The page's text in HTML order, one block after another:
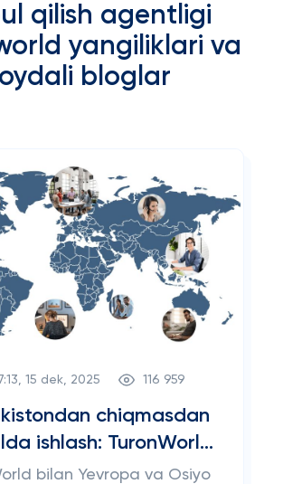
qilish agentligi
yangiliklari va
bloglar
15 dek, 2025 116 959
chiqmasdan
ishlash: TuronWorld
Yevropa va Osiyoga
bilan Yevropa va Osiyo